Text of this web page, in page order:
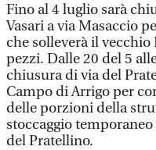
Fino al 4 luglio sarà
Vasari a via Masaccio
che solleverà il
pezzi. Dalle 20 del 5
chiusura di via del
Campo di Arrigo per
delle porzioni della
stoccaggio
del Pratellino.